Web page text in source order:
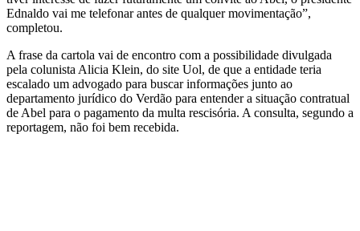
Ednaldo vai me telefonar antes de qualquer movimentação”,
completou.
A frase da cartola vai de encontro com a possibilidade divulgada
pela colunista Alicia Klein, do site Uol, de que a entidade teria
escalado um advogado para buscar informações junto ao
departamento jurídico do Verdão para entender a situação contratual
de Abel para o pagamento da multa rescisória. A consulta, segundo a
reportagem, não foi bem recebida.